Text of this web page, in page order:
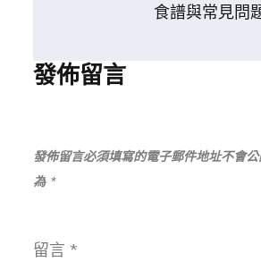
覽
食譜與常見問
發佈留言
發佈留言必須填寫的電子郵件地址不會公
為 *
留言 *